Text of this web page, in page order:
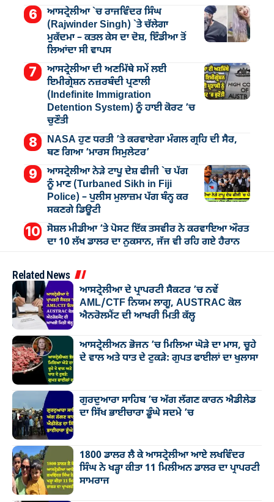
ਆਸਟ੍ਰੇਲੀਆ `ਚ ਰਾਜਵਿੰਦਰ ਸਿੰਘ
(Rajwinder Singh) `ਤੇ ਚੱਲੇਗਾ
ਮੁੁਕੱਦਮਾ – ਕਤਲ ਕੇਸ ਦਾ ਦੋਸ਼, ਇੰਡੀਆ ਤੋਂ
ਲਿਆਂਦਾ ਸੀ ਵਾਪਸ
ਆਸਟ੍ਰੇਲੀਆ ਦੀ ਅਣਮਿੱਥੇ ਸਮੇਂ ਲਈ
ਇਮੀਗ੍ਰੇਸ਼ਨ ਨਜ਼ਰਬੰਦੀ ਪ੍ਰਣਾਲੀ
(Indefinite Immigration
Detention System) ਨੂੰ ਹਾਈ ਕੋਰਟ ’ਚ
ਚੁਣੌਤੀ
NASA ਹੁਣ ਧਰਤੀ ’ਤੇ ਕਰਵਾਏਗਾ ਮੰਗਲ ਗ੍ਰਹਿ ਦੀ ਸੈਰ,
ਬਣ ਗਿਆ ‘ਮਾਰਸ ਸਿਮੁਲੇਟਰ’
ਆਸਟ੍ਰੇਲੀਆ ਨੇੜੇ ਟਾਪੂ ਦੇਸ਼ ਫੀਜੀ `ਚ ਪੱਗ
ਨੂੰ ਮਾਣ (Turbaned Sikh in Fiji
Police) – ਪੁਲੀਸ ਮੁਲਾਜ਼ਮ ਪੱਗ ਬੰਨ੍ਹ ਕਰ
ਸਕਣਗੇ ਡਿਊਟੀ
ਸੋਸ਼ਲ ਮੀਡੀਆ ’ਤੇ ਪੋਸਟ ਇੱਕ ਤਸਵੀਰ ਨੇ ਕਰਵਾਇਆ ਔਰਤ
ਦਾ 10 ਲੱਖ ਡਾਲਰ ਦਾ ਨੁਕਸਾਨ, ਜੱਜ ਵੀ ਰਹਿ ਗਏ ਹੈਰਾਨ
Related News
ਆਸਟ੍ਰੇਲੀਆ ਦੇ ਪ੍ਰਾਪਰਟੀ ਸੈਕਟਰ ’ਚ ਨਵੇਂ
AML/CTF ਨਿਯਮ ਲਾਗੂ, AUSTRAC ਕੋਲ
ਐਨਰੋਲਮੈਂਟ ਦੀ ਆਖਰੀ ਮਿਤੀ ਕੱਲ੍ਹ
ਆਸਟ੍ਰੇਲੀਅਨ ਭੋਜਨ ’ਚ ਮਿਲਿਆ ਘੋੜੇ ਦਾ ਮਾਸ, ਚੂਹੇ
ਦੇ ਵਾਲ ਅਤੇ ਧਾਤ ਦੇ ਟੁਕੜੇ: ਗੁਪਤ ਫਾਈਲਾਂ ਦਾ ਖੁਲਾਸਾ
ਗੁਰਦੁਆਰਾ ਸਾਹਿਬ ’ਚ ਅੱਗ ਲੱਗਣ ਕਾਰਨ ਐਡੀਲੇਡ
ਦਾ ਸਿੱਖ ਭਾਈਚਾਰਾ ਡੂੰਘੇ ਸਦਮੇ ’ਚ
1800 ਡਾਲਰ ਲੈ ਕੇ ਆਸਟ੍ਰੇਲੀਆ ਆਏ ਲਖਵਿੰਦਰ
ਸਿੰਘ ਨੇ ਖੜ੍ਹਾ ਕੀਤਾ 11 ਮਿਲੀਅਨ ਡਾਲਰ ਦਾ ਪ੍ਰਾਪਰਟੀ
ਸਾਮਰਾਜ